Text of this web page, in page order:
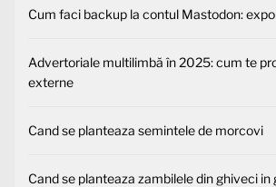
Cum faci backup la contul Mastodon:
Advertoriale multilimbă în 2025: cum te
externe
Cand se planteaza semintele de morcovi
Cand se planteaza zambilele din ghiveci in